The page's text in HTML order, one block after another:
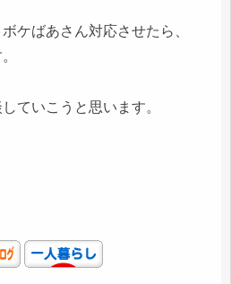
ケばあさん対応させたら、
ていこうと思います。